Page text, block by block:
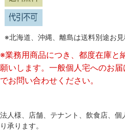
※北海道、沖縄、離島は送料別途お見
※業務用商品につき、都度在庫と
願いします。一般個人宅へのお
でお問い合わせください。
法人様、店舗、テナント、飲食店、
り承ります。